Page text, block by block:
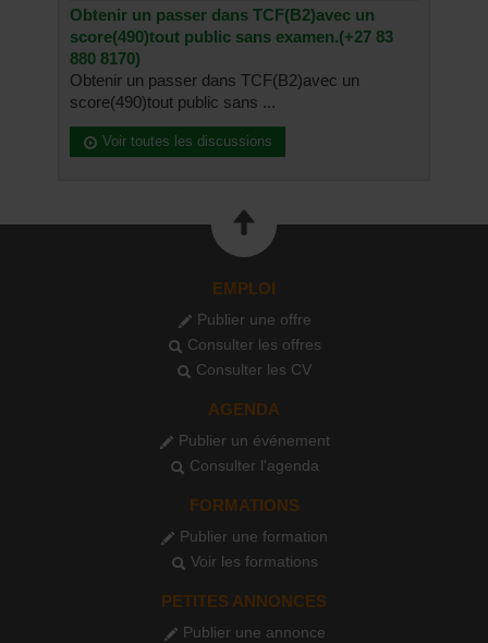
Obtenir un passer dans TCF(B2)avec un
score(490)tout public sans examen.(+27 83
880 8170)
Obtenir un passer dans TCF(B2)avec un
score(490)tout public sans ...
Voir toutes les discussions
EMPLOI
Publier une offre
Consulter les offres
Consulter les CV
AGENDA
Publier un événement
Consulter l'agenda
FORMATIONS
Publier une formation
Voir les formations
PETITES ANNONCES
Publier une annonce